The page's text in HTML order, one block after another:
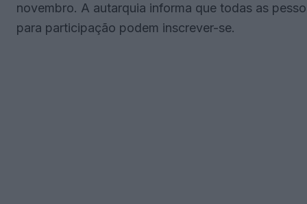
novembro. A autarquia informa que todas as
para participação podem inscrever-se.